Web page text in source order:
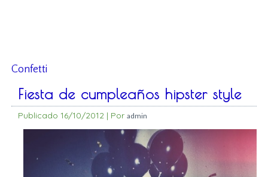
Confetti
Fiesta de cumpleaños hipster style
Publicado 16/10/2012 | Por admin